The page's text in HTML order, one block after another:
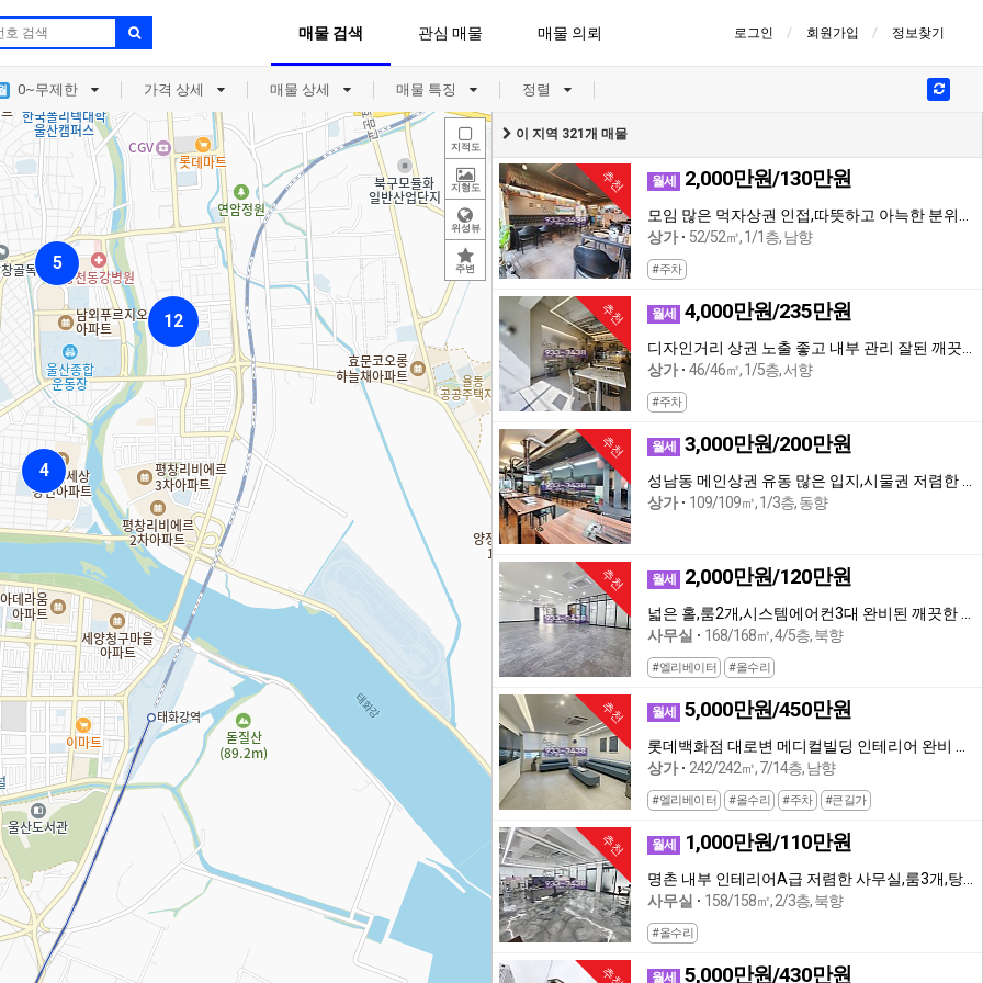
로그인 회원가입 정보찾기
매물 검색 관심 매물 매물 의뢰
0~무제한 가격 상세 매물 상세 매물 특징 정렬
지적도
지형도
위성뷰
주변
12
4
5
12
4
5
12
4
5
이 지역 321개 매물
추천 월세 2,000만원/130만원
상가
52/52㎡, 1/1층, 남향
#주차
추천 월세 4,000만원/235만원
상가
46/46㎡, 1/5층, 서향
#주차
추천 월세 3,000만원/200만원
상가
109/109㎡, 1/3층, 동향
추천 월세 2,000만원/120만원
사무실
168/168㎡, 4/5층, 북향
#엘리베이터 #올수리
추천 월세 5,000만원/450만원
상가
242/242㎡, 7/14층, 남향
#엘리베이터 #올수리 #주차 #큰길가
추천 월세 1,000만원/110만원
사무실
158/158㎡, 2/3층, 북향
#올수리
월세 5,000만원/430만원